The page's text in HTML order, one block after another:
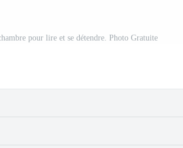
pour lire et se détendre. Photo Gratuite